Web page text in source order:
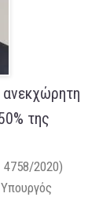
της
2020)